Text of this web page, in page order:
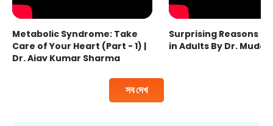
সব দেখ
Metabolic Syndrome: Take
Care of Your Heart (Part - 1) |
Dr. Ajay Kumar Sharma
Surprising Reasons
in Adults By Dr.